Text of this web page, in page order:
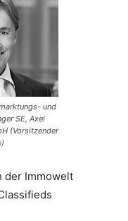
und
SE, Axel
(Vorsitzender
der Immowelt